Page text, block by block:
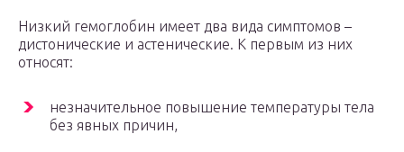
Низкий гемоглобин имеет два вида симптомов –
дистонические и астенические. К первым из них
относят:
незначительное повышение температуры тела
без явных причин,